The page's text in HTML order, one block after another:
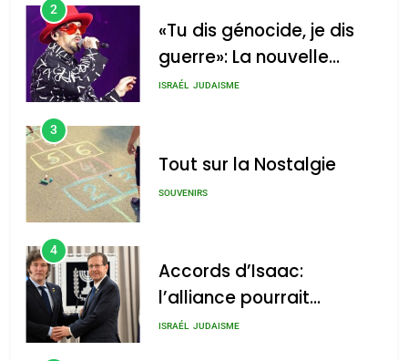
2
«Tu dis génocide, je dis
guerre»: La nouvelle
chanson de Boy George
ISRAÉL JUDAISME
3
Tout sur la Nostalgie
SOUVENIRS
4
Accords d’Isaac:
l’alliance pourrait
s’étendre à 13 pays
ISRAÉL JUDAISME